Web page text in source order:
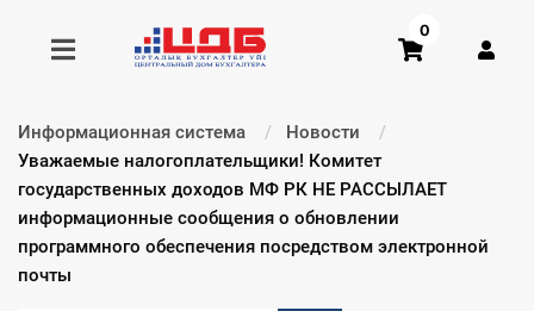
Получить консультацию
Купить доступ
0
Информационная система
Новости
Текущий:
Уважаемые налогоплательщики! Комитет
государственных доходов МФ РК НЕ РАССЫЛАЕТ
информационные сообщения о обновлении
программного обеспечения посредством электронной
почты